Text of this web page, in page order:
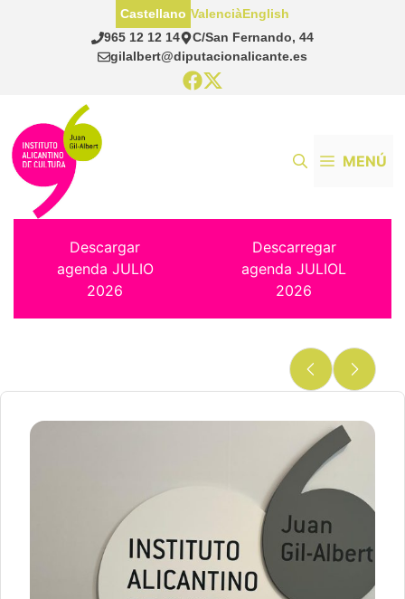
965 12 12 14
C/San Fernando, 44
gilalbert@diputacionalicante.es
Castellano ValenciàEnglish
MENÚ
Descargar
agenda JULIO
2026
Descarregar
agenda JULIOL
2026